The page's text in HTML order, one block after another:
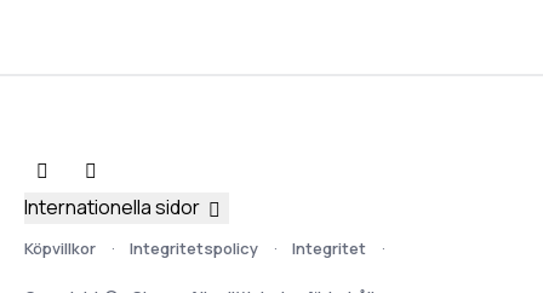
Köpvillkor Integritetspolicy Integritet
Internationella sidor